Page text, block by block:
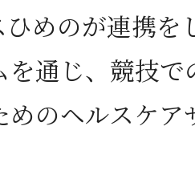
ひめのが連携を
を通じ、競技で
めのヘルスケ